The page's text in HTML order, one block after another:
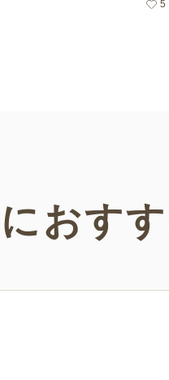
いただけます！ぜひご活用く
5
おす